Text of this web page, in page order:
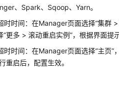
、Spark、Sqoop、Yarn。
时时间：在Manager页面选择“集群
更多 > 滚动重启实例”，根据界面提
时时间：在Manager页面选择“主页”
重启后，配置生效。